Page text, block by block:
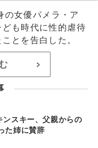
の女優パメラ・ア
も時代に性的虐待
とを告白した。
>
ンスキー、父親からの
た姉に賛辞